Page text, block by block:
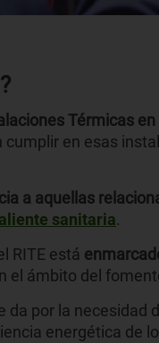
Térmicas en
cumplir en esas
a aquellas
sanitaria.
RITE está
el ámbito del
da por la
energética de